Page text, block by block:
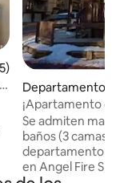
promedio: 4,98 de
Departamento
residencial en
¡Apartamento de
esquí apto para
Se admiten
baños (3 camas
departamento en
en Angel Fire Ski